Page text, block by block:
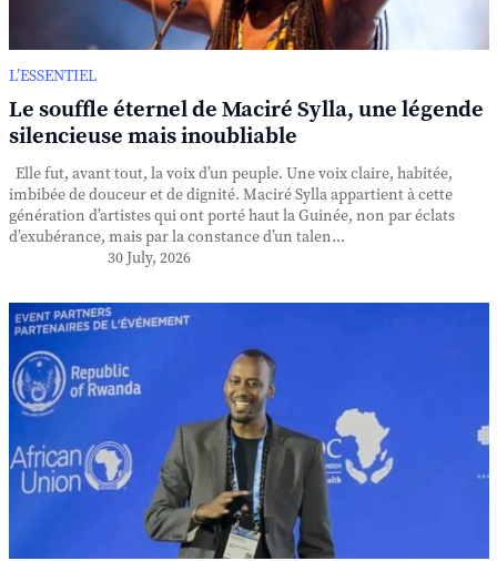
L’ESSENTIEL
Le souffle éternel de Maciré Sylla, une légende
silencieuse mais inoubliable
Elle fut, avant tout, la voix d’un peuple. Une voix claire, habitée,
imbibée de douceur et de dignité. Maciré Sylla appartient à cette
génération d’artistes qui ont porté haut la Guinée, non par éclats
d’exubérance, mais par la constance d’un talen...
30 July, 2026